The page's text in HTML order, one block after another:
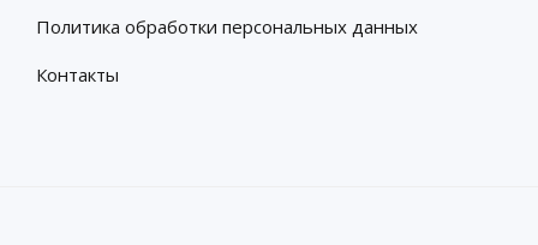
Политика обработки персональных данных
Контакты